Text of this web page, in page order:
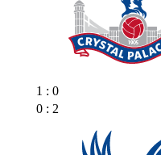
1 : 0
0 : 2